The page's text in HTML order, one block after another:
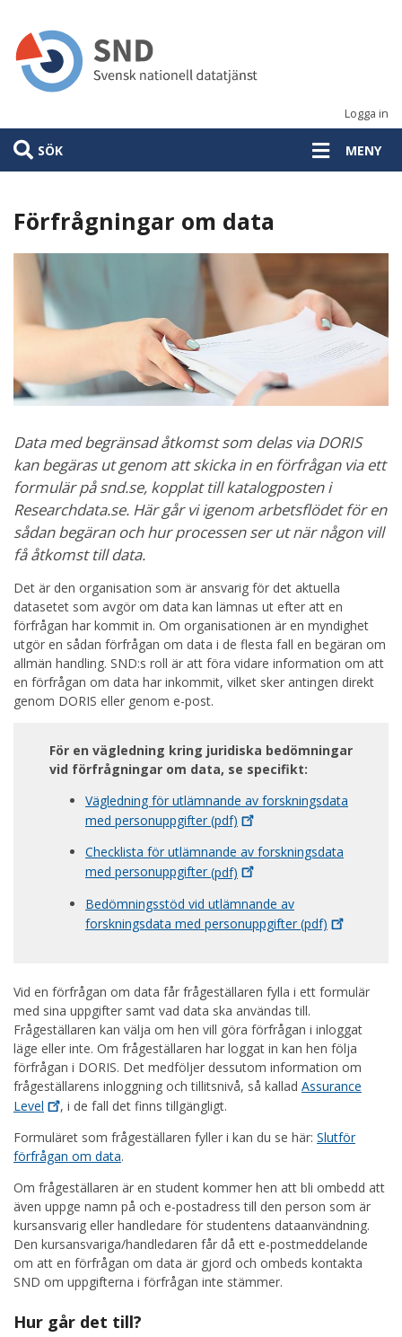
huvudinnehåll
Logga in
SÖK MENY
Förfrågningar om data
Data med begränsad åtkomst som delas via DORIS
kan begäras ut genom att skicka in en förfrågan via ett
formulär på snd.se, kopplat till katalogposten i
Researchdata.se. Här går vi igenom arbetsflödet för en
sådan begäran och hur processen ser ut när någon vill
få åtkomst till data.
Det är den organisation som är ansvarig för det aktuella
datasetet som avgör om data kan lämnas ut efter att en
förfrågan har kommit in. Om organisationen är en myndighet
utgör en sådan förfrågan om data i de flesta fall en begäran om
allmän handling. SND:s roll är att föra vidare information om att
en förfrågan om data har inkommit, vilket sker antingen direkt
genom DORIS eller genom e-post.
För en vägledning kring juridiska bedömningar
vid förfrågningar om data, se specifikt:
Vägledning för utlämnande av forskningsdata
med personuppgifter (pdf)
Checklista för utlämnande av forskningsdata
med personuppgifter (pdf)
Bedömningsstöd vid utlämnande av
forskningsdata med personuppgifter (pdf)
Vid en förfrågan om data får frågeställaren fylla i ett formulär
med sina uppgifter samt vad data ska användas till.
Frågeställaren kan välja om hen vill göra förfrågan i inloggat
läge eller inte. Om frågeställaren har loggat in kan hen följa
förfrågan i DORIS. Det medföljer dessutom information om
frågeställarens inloggning och tillitsnivå, så kallad Assurance
Level
, i de fall det finns tillgängligt.
Formuläret som frågeställaren fyller i kan du se här: Slutför
förfrågan om data.
Om frågeställaren är en student kommer hen att bli ombedd att
även uppge namn på och e-postadress till den person som är
kursansvarig eller handledare för studentens dataanvändning.
Den kursansvariga/handledaren får då ett e-postmeddelande
om att en förfrågan om data är gjord och ombeds kontakta
SND om uppgifterna i förfrågan inte stämmer.
Hur går det till?